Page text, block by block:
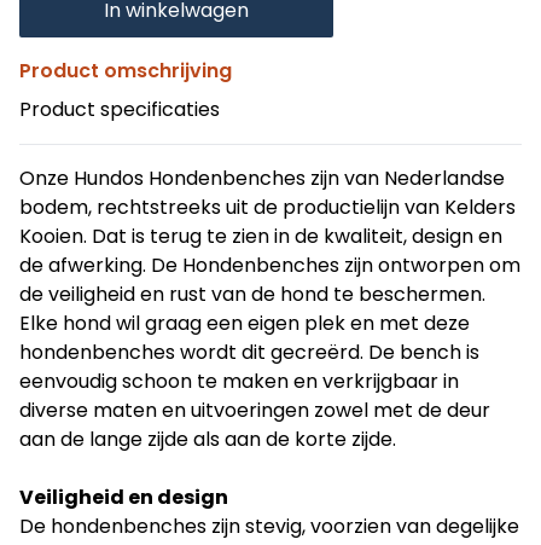
In winkelwagen
Product omschrijving
Product specificaties
Onze Hundos Hondenbenches zijn van Nederlandse
bodem, rechtstreeks uit de productielijn van Kelders
Kooien. Dat is terug te zien in de kwaliteit, design en
de afwerking. De Hondenbenches zijn ontworpen om
de veiligheid en rust van de hond te beschermen.
Elke hond wil graag een eigen plek en met deze
hondenbenches wordt dit gecreërd. De bench is
eenvoudig schoon te maken en verkrijgbaar in
diverse maten en uitvoeringen zowel met de deur
aan de lange zijde als aan de korte zijde.
Veiligheid en design
De hondenbenches zijn stevig, voorzien van degelijke